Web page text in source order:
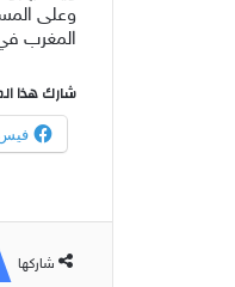
المغرب في
شارك هذا
شاركها